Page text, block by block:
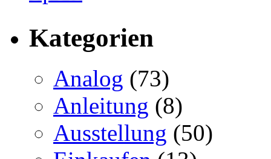
Kategorien
Analog (73)
Anleitung (8)
Ausstellung (50)